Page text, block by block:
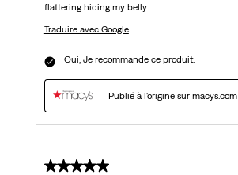
flattering hiding my belly.
Traduire avec Google
Oui, Je recommande ce produit.
Publié à l'origine sur macys.com
5 sur 5 étoiles.